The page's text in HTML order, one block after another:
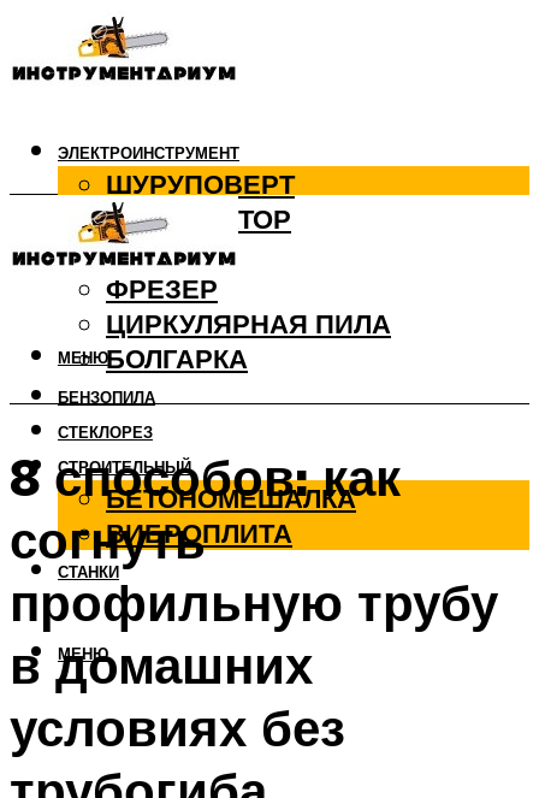
ЭЛЕКТРОИНСТРУМЕНТ
ШУРУПОВЕРТ
ПЕРФОРАТОР
ДРЕЛЬ
ФРЕЗЕР
ЦИРКУЛЯРНАЯ ПИЛА
БОЛГАРКА
БЕНЗОПИЛА
СТЕКЛОРЕЗ
СТРОИТЕЛЬНЫЙ
БЕТОНОМЕШАЛКА
ВИБРОПЛИТА
СТАНКИ
МЕНЮ
МЕНЮ
8 способов: как
согнуть
профильную трубу
в домашних
условиях без